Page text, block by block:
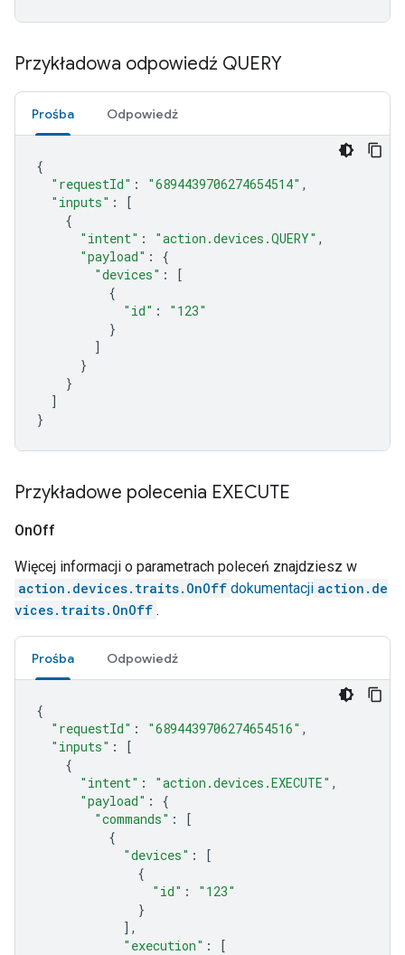
Przykładowa odpowiedź QUERY
Prośba Odpowiedź
{
"requestId" : "6894439706274654514" ,
"inputs" :
[
{
"intent" : "action.devices.QUERY" ,
"payload" :
{
"devices" :
[
{
"id" :
"123"
}
]
}
}
]
}
Przykładowe polecenia EXECUTE
OnOff
Więcej informacji o parametrach poleceń znajdziesz w
action.devices.traits.OnOff dokumentacji action.de
vices.traits.OnOff .
Prośba Odpowiedź
{
"requestId" : "6894439706274654516" ,
"inputs" :
[
{
"intent" : "action.devices.EXECUTE" ,
"payload" :
{
"commands" :
[
{
"devices" :
[
{
"id" :
"123"
}
],
"execution" : [